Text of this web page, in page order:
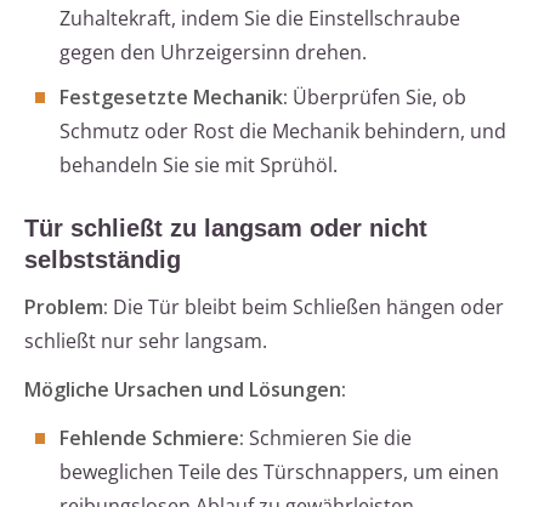
Zuhaltekraft, indem Sie die Einstellschraube
gegen den Uhrzeigersinn drehen.
Festgesetzte Mechanik: Überprüfen Sie, ob
Schmutz oder Rost die Mechanik behindern, und
behandeln Sie sie mit Sprühöl.
Tür schließt zu langsam oder nicht
selbstständig
Problem: Die Tür bleibt beim Schließen hängen oder
schließt nur sehr langsam.
Mögliche Ursachen und Lösungen:
Fehlende Schmiere: Schmieren Sie die
beweglichen Teile des Türschnappers, um einen